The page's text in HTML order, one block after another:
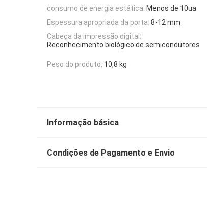
consumo de energia estática: Menos de 10ua
Espessura apropriada da porta: 8-12 mm
Cabeça da impressão digital:
Reconhecimento biológico de semicondutores
Peso do produto: 10,8 kg
Informação básica
Condições de Pagamento e Envio